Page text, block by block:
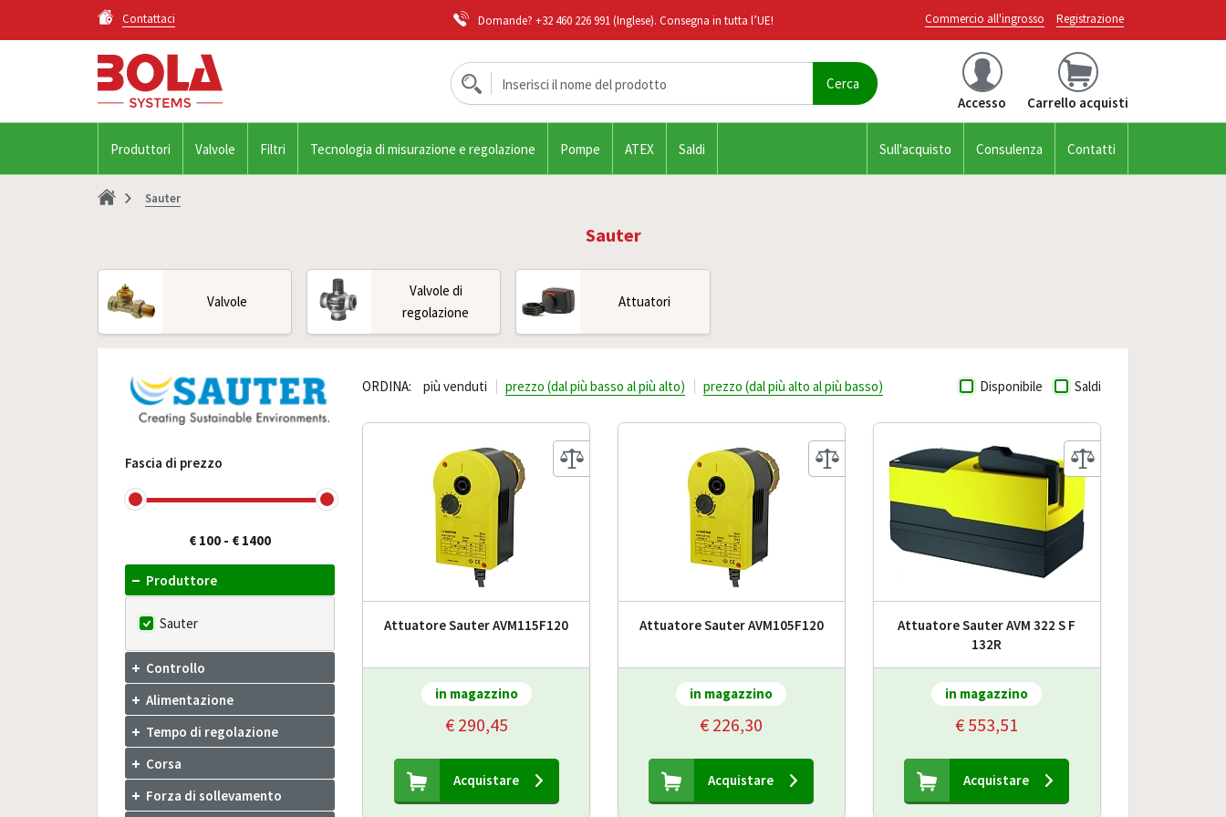
Contattaci Domande? +32 460 226 991(Inglese). Consegna in tutta l’UE! Commercio all'ingrosso Registrazione
Accesso Carrello acquisti
Produttori Valvole Filtri Tecnologia di misurazione e regolazione Pompe ATEX Saldi Sull'acquisto Consulenza Contatti
Sauter
Sauter
Valvole
Valvole di
regolazione
Attuatori
Fascia di prezzo
€ 100 - € 1400
Produttore
Sauter
Controllo
Alimentazione
Tempo di regolazione
Corsa
Forza di sollevamento
Disponibile Saldi
ORDINA: più venduti prezzo (dal più basso al più alto) prezzo (dal più alto al più basso)
Attuatore Sauter AVM115F120
in magazzino
€ 290,45
Acquistare
Attuatore Sauter AVM105F120
in magazzino
€ 226,30
Acquistare
Attuatore Sauter AVM 322 S F
132R
in magazzino
€ 553,51
Acquistare